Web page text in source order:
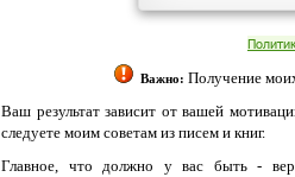
Важно: Получение
Ваш результат зависит от вашей
следуете моим советам из писем и книг.
Главное, что должно у вас быть -